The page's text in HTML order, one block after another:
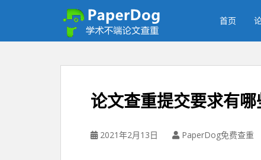
首页
论文查重提交要求有哪
2021年2月13日 PaperDog免费查重